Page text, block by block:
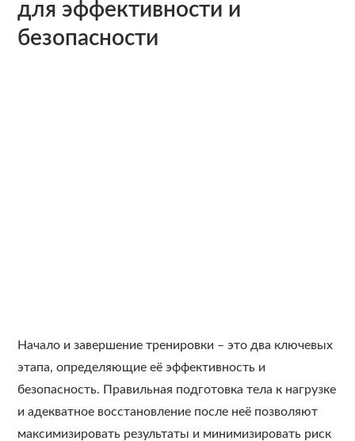
для эффективности и
безопасности
Начало и завершение тренировки – это два ключевых
этапа, определяющие её эффективность и
безопасность. Правильная подготовка тела к нагрузке
и адекватное восстановление после неё позволяют
максимизировать результаты и минимизировать риск